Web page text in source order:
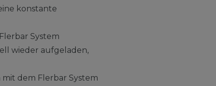
konstante
System
wieder aufgeladen,
dem Flerbar System